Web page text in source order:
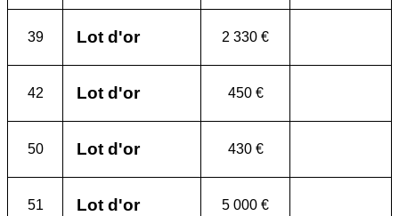
39 Lot d'or 2 330 €
42 Lot d'or 450 €
50 Lot d'or 430 €
51 Lot d'or 5 000 €